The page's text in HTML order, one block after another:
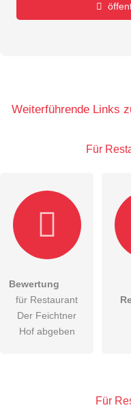
E-Mail-Adresse (wird
Hiermit akzeptiere
DieDatenschutzerklärung
Besucher sichtbar.
Weiterführende Links
Für
Bewertung
für Restaurant
Der Feichtner
Hof abgeben
Für